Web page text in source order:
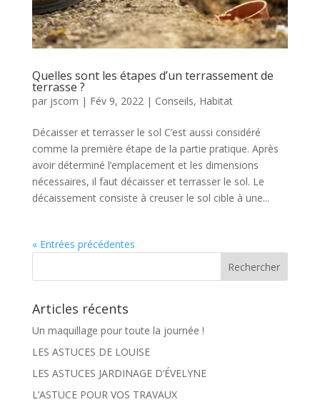
Quelles sont les étapes d’un terrassement de
terrasse ?
par jscom | Fév 9, 2022 | Conseils, Habitat
Décaisser et terrasser le sol C’est aussi considéré
comme la première étape de la partie pratique. Après
avoir déterminé l’emplacement et les dimensions
nécessaires, il faut décaisser et terrasser le sol. Le
décaissement consiste à creuser le sol cible à une...
« Entrées précédentes
Articles récents
Un maquillage pour toute la journée !
LES ASTUCES DE LOUISE
LES ASTUCES JARDINAGE D’ÉVELYNE
L’ASTUCE POUR VOS TRAVAUX